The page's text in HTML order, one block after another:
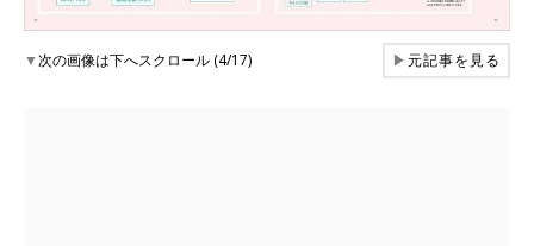
▼次の画像は下へスクロール (4/17) ▶元記事を見る